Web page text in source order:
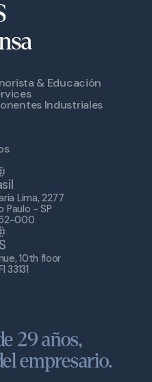
& Educación
Industriales
Lima, 2277
Paulo - SP
000
10th floor
33131
29 años,
empresario.